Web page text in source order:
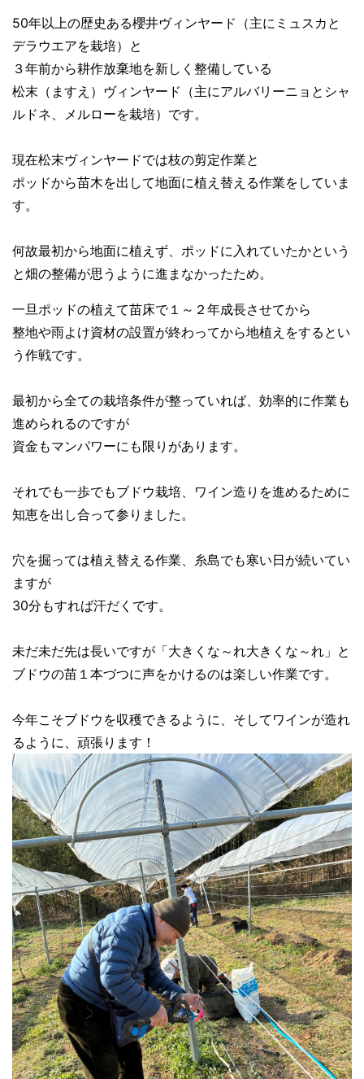
50年以上の歴史ある櫻井ヴィンヤード（主にミュスカと
デラウエアを栽培）と
３年前から耕作放棄地を新しく整備している
松末（ますえ）ヴィンヤード（主にアルバリーニョとシャ
ルドネ、メルローを栽培）です。
現在松末ヴィンヤードでは枝の剪定作業と
ポッドから苗木を出して地面に植え替える作業をしていま
す。
何故最初から地面に植えず、ポッドに入れていたかという
と畑の整備が思うように進まなかったため。
一旦ポッドの植えて苗床で１～２年成長させてから
整地や雨よけ資材の設置が終わってから地植えをするとい
う作戦です。
最初から全ての栽培条件が整っていれば、効率的に作業も
進められるのですが
資金もマンパワーにも限りがあります。
それでも一歩でもブドウ栽培、ワイン造りを進めるために
知恵を出し合って参りました。
穴を掘っては植え替える作業、糸島でも寒い日が続いてい
ますが
30分もすれば汗だくです。
未だ未だ先は長いですが「大きくな～れ大きくな～れ」と
ブドウの苗１本づつに声をかけるのは楽しい作業です。
今年こそブドウを収穫できるように、そしてワインが造れ
るように、頑張ります！